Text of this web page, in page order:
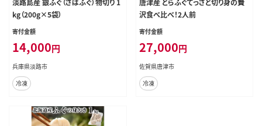
淡路島産 銀ふぐ（さばふぐ）物切り 1
kg（200g×5袋）
寄付金額
14,000円
兵庫県淡路市
冷凍
唐津産 とらふぐてっさと切り身の贅
沢食べ比べ！2人前
寄付金額
27,000円
佐賀県唐津市
冷凍